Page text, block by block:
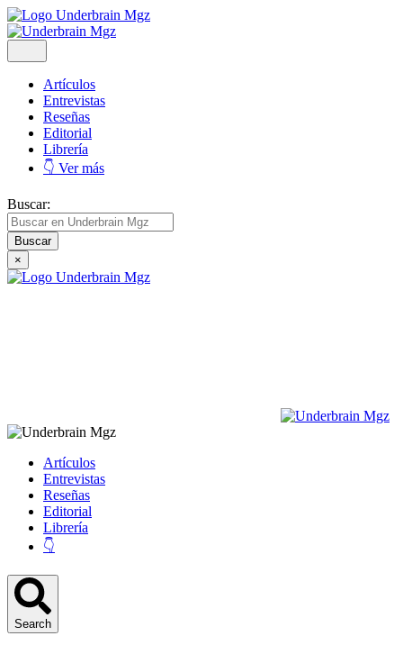
Artículos
Entrevistas
Reseñas
Editorial
Librería
👇 Ver más
Buscar:
×
Artículos
Entrevistas
Reseñas
Editorial
Librería
👇
Search